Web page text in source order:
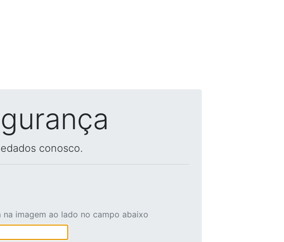
conosco.
na imagem ao lado no campo abaixo